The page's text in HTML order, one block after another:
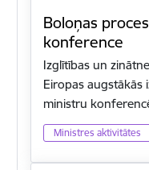
Boloņas
konference
Izglītības un
Eiropas augstākās
ministru
Ministres aktivitātes